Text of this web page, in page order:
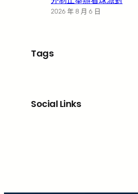
2026 年 8 月 6 日
Tags
Social Links